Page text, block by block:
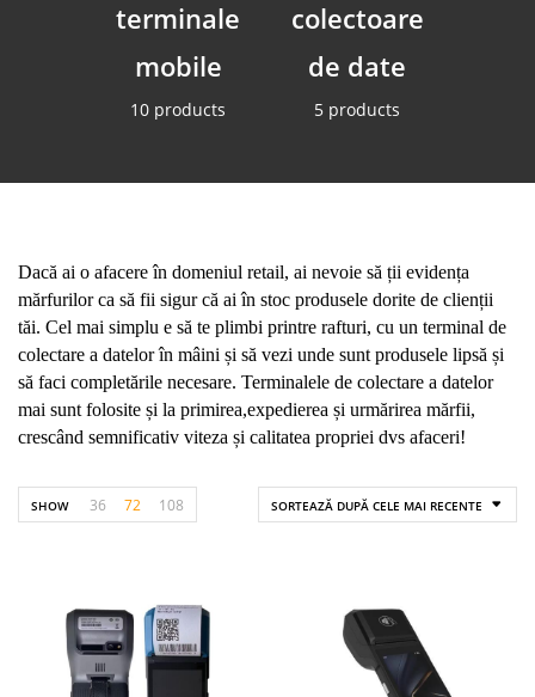
terminale
mobile
10 products
colectoare
de date
5 products
Dacă ai o afacere în domeniul retail, ai nevoie să ții evidența
mărfurilor ca să fii sigur că ai în stoc produsele dorite de clienții
tăi. Cel mai simplu e să te plimbi printre rafturi, cu un terminal de
colectare a datelor în mâini și să vezi unde sunt produsele lipsă și
să faci completările necesare. Terminalele de colectare a datelor
mai sunt folosite și la primirea,expedierea și urmărirea mărfii,
crescând semnificativ viteza și calitatea propriei dvs afaceri!
SORTEAZĂ DUPĂ CELE MAI RECENTE
SHOW 36 72 108